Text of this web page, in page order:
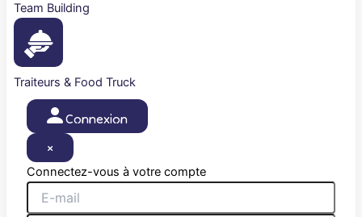
Team Building
Traiteurs & Food Truck
Connexion
×
Connectez-vous à votre compte